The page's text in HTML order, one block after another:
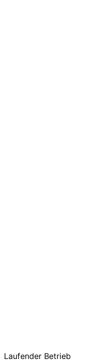
Laufender Betrieb